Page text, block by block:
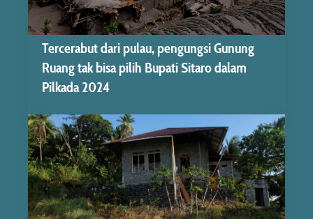
Tercerabut dari pulau, pengungsi Gunung
Ruang tak bisa pilih Bupati Sitaro dalam
Pilkada 2024